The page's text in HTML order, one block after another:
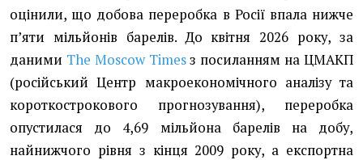
оцінили, що добова переробка в Росії впала нижче
пʼяти мільйонів барелів. До квітня 2026 року, за
даними The Moscow Timesз посиланням на ЦМАКП
(російський Центр макроекономічного аналізу та
короткострокового прогнозування), переробка
опустилася до 4,69 мільйона барелів на добу,
найнижчого рівня з кінця 2009 року, а експортна